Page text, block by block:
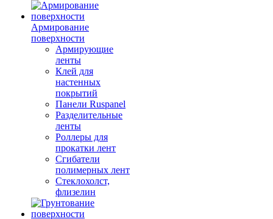
Армирование
поверхности
Армирующие
ленты
Клей для
настенных
покрытий
Панели Ruspanel
Разделительные
ленты
Роллеры для
прокатки лент
Сгибатели
полимерных лент
Стеклохолст,
флизелин